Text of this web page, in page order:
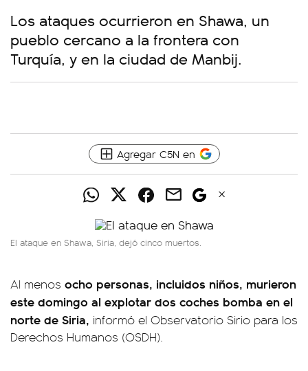
Los ataques ocurrieron en Shawa, un
pueblo cercano a la frontera con
Turquía, y en la ciudad de Manbij.
Agregar C5N en
El ataque en Shawa, Siria, dejó cinco muertos.
Al menos ocho personas, incluidos niños, murieron
este domingo al explotar dos coches bomba en el
norte de Siria, informó el Observatorio Sirio para los
Derechos Humanos (OSDH).